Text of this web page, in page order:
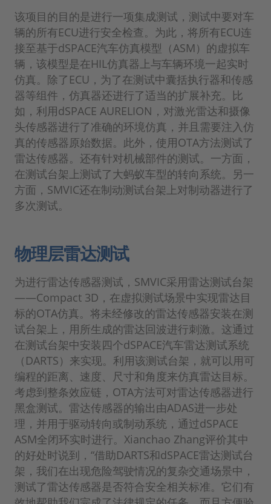
该项目的目的是进行一项集成测试，测试中要对车
辆的所有ECU进行安全检查。为此，将所有ECU连
接至基于dSPACE汽车仿真模型（ASM）的虚拟车
辆，该模型是在HIL仿真器上与车辆环境一起实时
仿真。除了ECU，为了在测试中囊括执行器和传感
器等组件，仿真器还进行了适当的扩展补充。比
如，利用dSPACE AURELION，对激光雷达和摄像
头传感器进行了准确的环境仿真，并且需要注入仿
真的传感器原始数据。此外，使用OTA方法测试了
雷达传感器。还有针对机械部件的测试。一方面，
在测试台架上测试了大蚂蚁车型的转向系统。另一
方面，SMVIC还在制动测试台架上对制动器进行了
多次测试。
物理层雷达测试
为进行雷达传感器测试，SMVIC采用雷达测试台架
——Compact 3D，在虚拟测试场景中实现雷达目
标的OTA仿真。将未经修改的雷达传感器安装在测
试台架上，用所生成的雷达回波进行刺激。这通过
在测试台架中安装四个dSPACE汽车雷达测试系统
（DARTS）来实现。利用该测试台架，就可以用可
编程的距离、速度、尺寸和角度来仿真雷达目标。
考虑到整条效应链，OTA方法可对雷达传感器进行
黑盒测试。雷达传感器的输出由ADAS进一步处
理，并用于驱动转向或制动系统，通过dSPACE
ASM全闭环实时进行。Xianchao Zhang评价其中
的好处时说到，“借助DARTS和dSPACE雷达测试台
架，我们在出现危险驾驶情况的复杂交通场景中，
测试了雷达传感器是否符合安全相关标准。它们有